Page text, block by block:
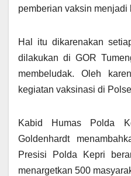
pemberian vaksin menjadi
Hal itu dikarenakan
dilakukan di GOR
membeludak. Oleh
kegiatan vaksinasi di
Kabid Humas Polda
Goldenhardt
Presisi Polda Kepri
menargetkan 500